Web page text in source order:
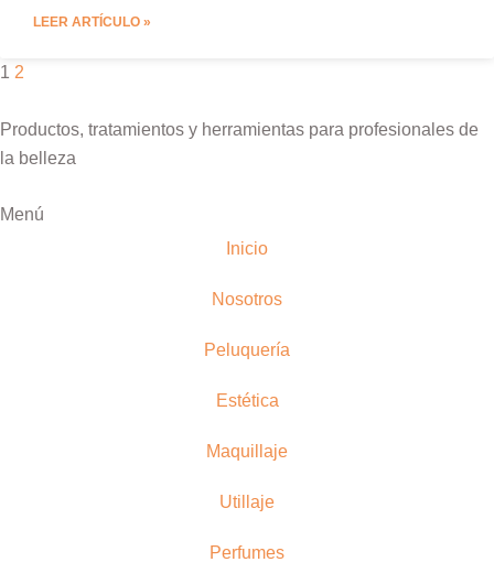
LEER ARTÍCULO »
1 2
Productos, tratamientos y herramientas para profesionales de
la belleza
Menú
Inicio
Nosotros
Peluquería
Estética
Maquillaje
Utillaje
Perfumes